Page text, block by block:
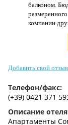
О нас
балконом.
компании
Добавить свой
Телефон/факс:
(+39) 0421 371
Описание
Апартаменты